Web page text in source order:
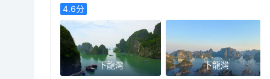
4.6分
下龍灣 下龍灣